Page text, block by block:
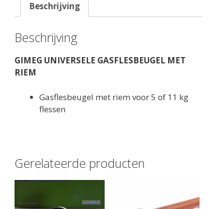
Beschrijving
Beschrijving
GIMEG UNIVERSELE GASFLESBEUGEL MET
RIEM
Gasflesbeugel met riem voor 5 of 11 kg
flessen
Gerelateerde producten